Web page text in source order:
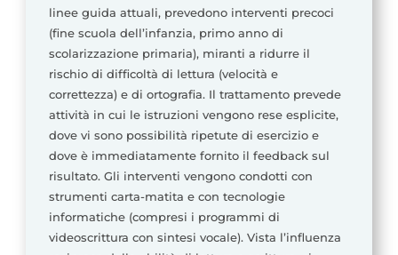
linee guida attuali, prevedono interventi precoci
(fine scuola dell’infanzia, primo anno di
scolarizzazione primaria), miranti a ridurre il
rischio di difficoltà di lettura (velocità e
correttezza) e di ortografia. Il trattamento prevede
attività in cui le istruzioni vengono rese esplicite,
dove vi sono possibilità ripetute di esercizio e
dove è immediatamente fornito il feedback sul
risultato. Gli interventi vengono condotti con
strumenti carta-matita e con tecnologie
informatiche (compresi i programmi di
videoscrittura con sintesi vocale). Vista l’influenza